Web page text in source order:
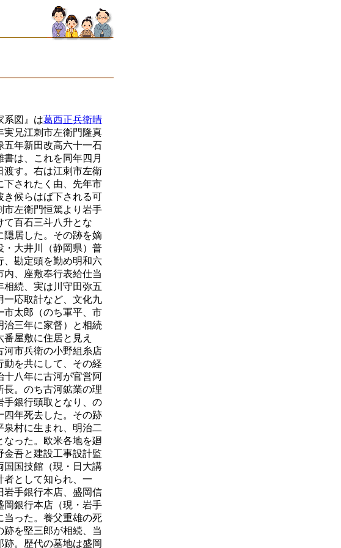
系図』は葛西正兵衛晴
実兄江刺市左衛門隆真
五年新田改高六十一石
は、これを同年四月
渡す。右は江刺市左衛
下されたく由、先年市
き候らはば下される可
市左衛門恒篤より岩手
て百石三斗八升とな
隠居した。その跡を嫡
・大井川（静岡県）普
、勘定頭を勤め明和六
、座敷奉行表給仕当
続、実は川守田弥五
一応取計など、文化九
太郎（のち軍平、市
三年に家督）と相続
屋敷に住居と見え
河市兵衛の小野組糸店
動を共にして、その経
十八年に古河が官営阿
。のち古河鉱業の理
手銀行頭取となり、の
四年死去した。その跡
村に生まれ、明治二
った。欧米各地を廻
金吾と建設工事設計監
国国技館（現・日大講
者として知られ、一
岩手銀行本店、盛岡信
岡銀行本店（現・岩手
当った。養父重雄の死
を堅三郎が相続、当
。歴代の墓地は盛岡